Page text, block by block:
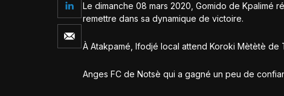
Le dimanche 08 mars 2020, Gomido de Kpalimé
remettre dans sa dynamique de victoire.
À Atakpamé, Ifodjé local attend Koroki Mètètè de
Anges FC de Notsè qui a gagné un peu de